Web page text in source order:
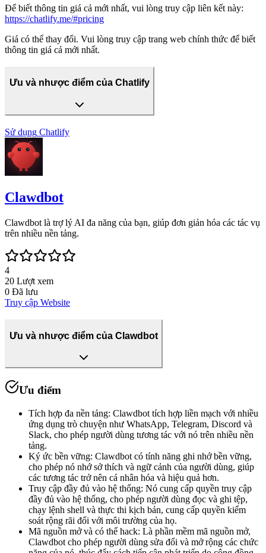
Để biết thông tin giá cả mới nhất, vui lòng truy cập liên kết này:
https://chatlify.me/#pricing
Giá có thể thay đổi. Vui lòng truy cập trang web chính thức để biết
thông tin giá cả mới nhất.
Ưu và nhược điểm của Chatlify
Sử dụng Chatlify
Clawdbot
Clawdbot là trợ lý AI đa năng của bạn, giúp đơn giản hóa các tác vụ
trên nhiều nền tảng.
4
20 Lượt xem
0 Đã lưu
Truy cập Website
Ưu và nhược điểm của Clawdbot
Ưu điểm
Tích hợp đa nền tảng: Clawdbot tích hợp liền mạch với nhiều
ứng dụng trò chuyện như WhatsApp, Telegram, Discord và
Slack, cho phép người dùng tương tác với nó trên nhiều nền
tảng.
Ký ức bền vững: Clawdbot có tính năng ghi nhớ bền vững,
cho phép nó nhớ sở thích và ngữ cảnh của người dùng, giúp
các tương tác trở nên cá nhân hóa và hiệu quả hơn.
Truy cập đầy đủ vào hệ thống: Nó cung cấp quyền truy cập
đầy đủ vào hệ thống, cho phép người dùng đọc và ghi tệp,
chạy lệnh shell và thực thi kịch bản, cung cấp quyền kiểm
soát rộng rãi đối với môi trường của họ.
Mã nguồn mở và có thể hack: Là phần mềm mã nguồn mở,
Clawdbot cho phép người dùng sửa đổi và mở rộng các chức